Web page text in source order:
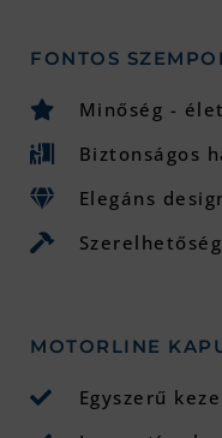
FONTOS
Minőség -
Biztonságos
Elegáns
Szerelhetőség
MOTORLINE
Egyszerű